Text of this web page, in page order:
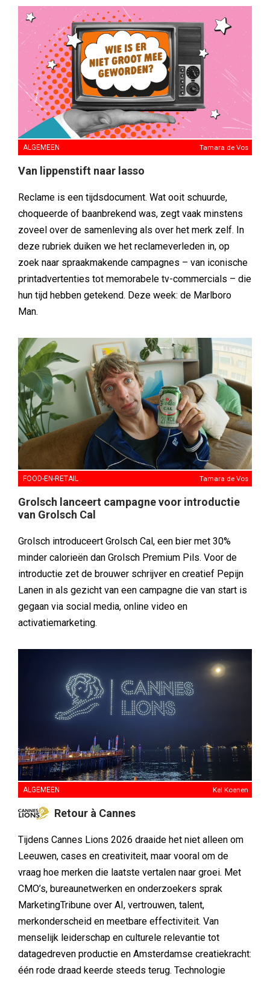
ALGEMEEN Tamara de Vos
Van lippenstift naar lasso
Reclame is een tijdsdocument. Wat ooit schuurde,
choqueerde of baanbrekend was, zegt vaak minstens
zoveel over de samenleving als over het merk zelf. In
deze rubriek duiken we het reclameverleden in, op
zoek naar spraakmakende campagnes – van iconische
printadvertenties tot memorabele tv-commercials – die
hun tijd hebben getekend. Deze week: de Marlboro
Man.
FOOD-EN-RETAIL Tamara de Vos
Grolsch lanceert campagne voor introductie
van Grolsch Cal
Grolsch introduceert Grolsch Cal, een bier met 30%
minder calorieën dan Grolsch Premium Pils. Voor de
introductie zet de brouwer schrijver en creatief Pepijn
Lanen in als gezicht van een campagne die van start is
gegaan via social media, online video en
activatiemarketing.
ALGEMEEN Kel Koenen
Retour à Cannes
Tijdens Cannes Lions 2026 draaide het niet alleen om
Leeuwen, cases en creativiteit, maar vooral om de
vraag hoe merken die laatste vertalen naar groei. Met
CMO’s, bureaunetwerken en onderzoekers sprak
MarketingTribune over AI, vertrouwen, talent,
merkonderscheid en meetbare effectiviteit. Van
menselijk leiderschap en culturele relevantie tot
datagedreven productie en Amsterdamse creatiekracht:
één rode draad keerde steeds terug. Technologie